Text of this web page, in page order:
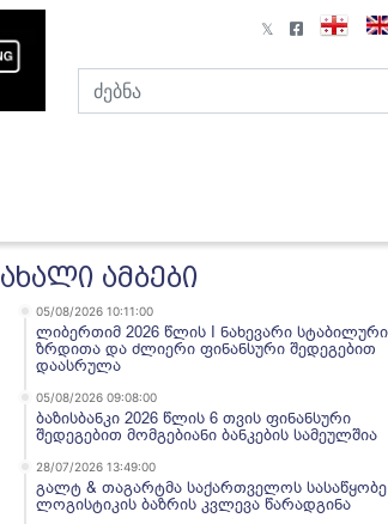
ახალი ამბები
05/08/2026 10:11:00
ლიბერთიმ 2026 წლის I ნახევარი სტაბილური
ზრდითა და ძლიერი ფინანსური შედეგებით
დაასრულა
05/08/2026 09:08:00
ბაზისბანკი 2026 წლის 6 თვის ფინანსური
შედეგებით მომგებიანი ბანკების სამეულშია
28/07/2026 13:49:00
გალტ & თაგარტმა საქართველოს
ლოგისტიკის ბაზრის კვლევა წარადგინა